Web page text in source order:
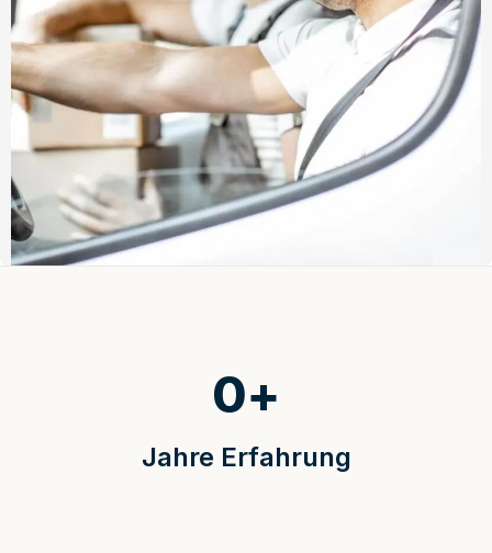
Jahre Erfahrung
0+